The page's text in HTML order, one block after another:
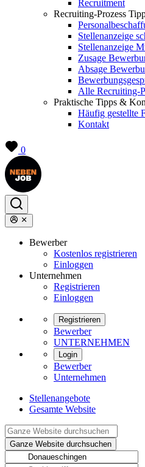
Recruitment
Recruiting-Prozess
Stellenanzeige
Stellenanzeige
Zusage
Absage
Alle Recruiting-
Praktische Tipps &
Häufig gestellte
Kontakt
0
Bewerber
Kostenlos registrieren
Einloggen
Unternehmen
Registrieren
Einloggen
Registrieren
Bewerber
UNTERNEHMEN
Login
Bewerber
Unternehmen
Stellenangebote
Gesamte Website